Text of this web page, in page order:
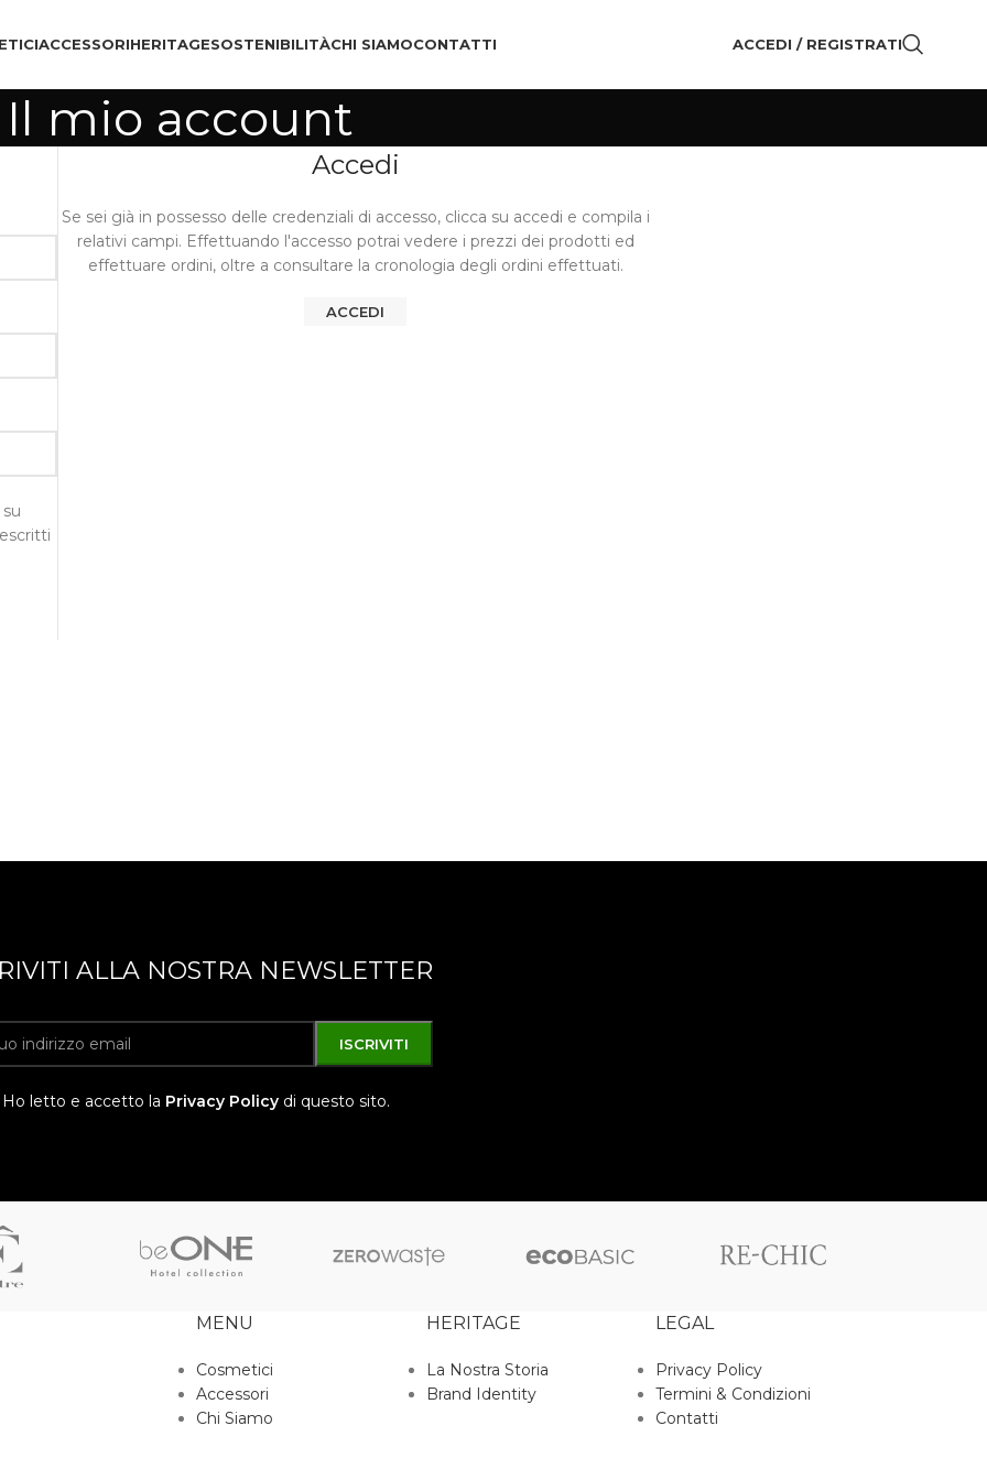
ACCESSORIHERITAGESOSTENIBILITÀCHI SIAMOCONTATTI ACCEDI / REGISTRATI
Il mio account
Accedi
Se sei già in possesso delle credenziali di accesso, clicca su accedi e compila i
relativi campi. Effettuando l'accesso potrai vedere i prezzi dei prodotti ed
effettuare ordini, oltre a consultare la cronologia degli ordini effettuati.
ACCEDI
ALLA NOSTRA NEWSLETTER
Ho letto e accetto la Privacy Policydi questo sito.
MENU
Cosmetici
Accessori
Chi Siamo
HERITAGE
La Nostra Storia
Brand Identity
LEGAL
Privacy Policy
Termini & Condizioni
Contatti